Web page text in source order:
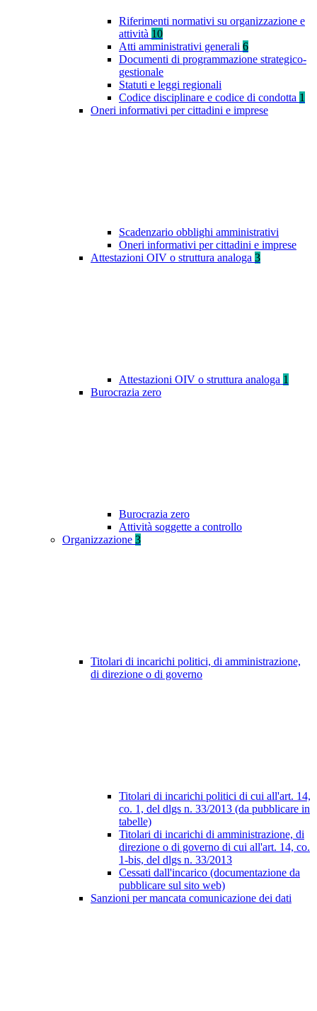
Riferimenti normativi su organizzazione e
attività 10
Atti amministrativi generali 6
Documenti di programmazione strategico-
gestionale
Statuti e leggi regionali
Codice disciplinare e codice di condotta 1
Oneri informativi per cittadini e imprese
Scadenzario obblighi amministrativi
Oneri informativi per cittadini e imprese
Attestazioni OIV o struttura analoga 3
Attestazioni OIV o struttura analoga 1
Burocrazia zero
Burocrazia zero
Attività soggette a controllo
Organizzazione 3
Titolari di incarichi politici, di amministrazione,
di direzione o di governo
Titolari di incarichi politici di cui all'art. 14,
co. 1, del dlgs n. 33/2013 (da pubblicare in
tabelle)
Titolari di incarichi di amministrazione, di
direzione o di governo di cui all'art. 14, co.
1-bis, del dlgs n. 33/2013
Cessati dall'incarico (documentazione da
pubblicare sul sito web)
Sanzioni per mancata comunicazione dei dati